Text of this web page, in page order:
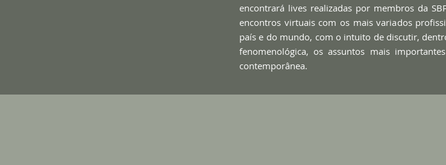
encontrará lives realizadas por membros da
encontros virtuais com os mais variados
país e do mundo, com o intuito de discutir,
fenomenológica, os assuntos mais
contemporânea.